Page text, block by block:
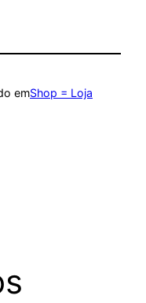
emShop = Loja